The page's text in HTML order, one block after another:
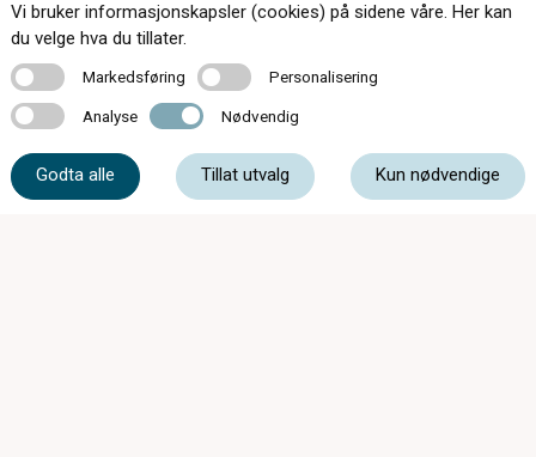
Kontakt oss
Vi bruker informasjonskapsler (cookies) på sidene våre. Her kan
du velge hva du tillater.
MarkedsføringMarkedsføring PersonaliseringPersonalisering
Analyse Analyse Nødvendig Nødvendig
Godta alle Tillat utvalg Kun nødvendige